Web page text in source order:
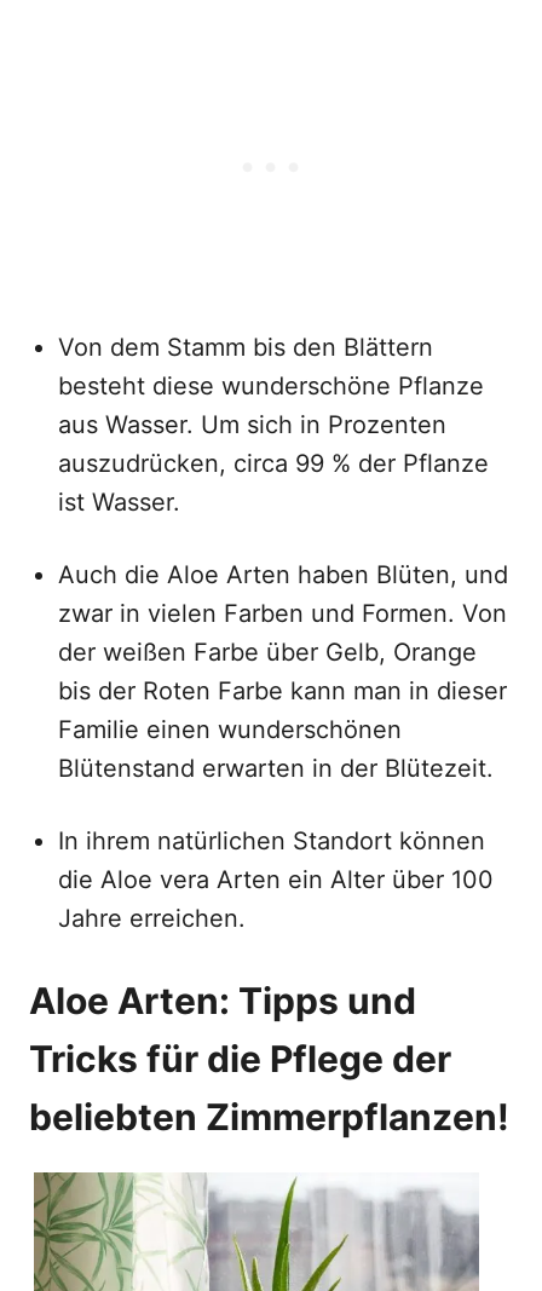
Von dem Stamm bis den Blättern
besteht diese wunderschöne Pflanze
aus Wasser. Um sich in Prozenten
auszudrücken, circa 99 % der Pflanze
ist Wasser.
Auch die Aloe Arten haben Blüten, und
zwar in vielen Farben und Formen. Von
der weißen Farbe über Gelb, Orange
bis der Roten Farbe kann man in dieser
Familie einen wunderschönen
Blütenstand erwarten in der Blütezeit.
In ihrem natürlichen Standort können
die Aloe vera Arten ein Alter über 100
Jahre erreichen.
Aloe Arten: Tipps und
Tricks für die Pflege der
beliebten Zimmerpflanzen!